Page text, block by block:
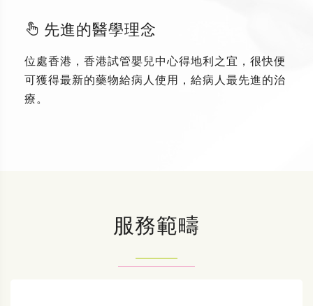
先進的醫學理念
位處香港，香港試管嬰兒中心得地利之宜，很快便
可獲得最新的藥物給病人使用，給病人最先進的治
療。
服務範疇